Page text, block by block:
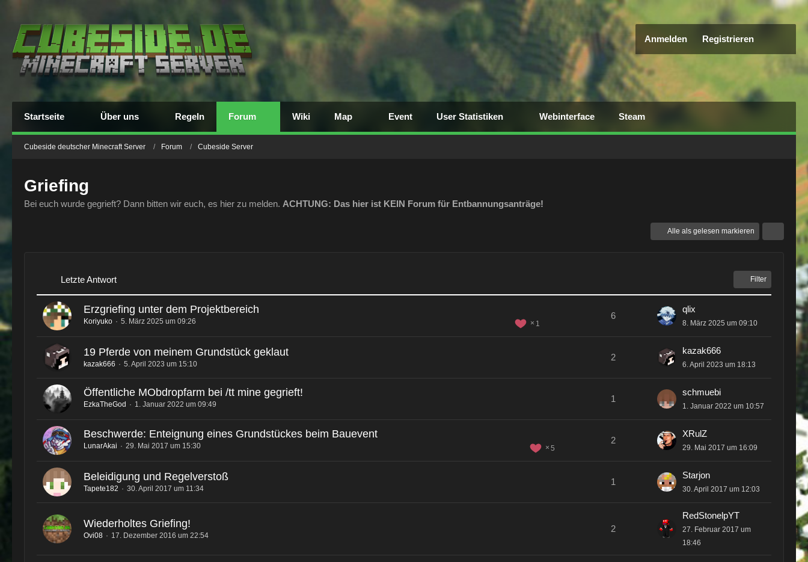
Anmelden Registrieren
Startseite Über uns Regeln Forum Wiki Map Event User Statistiken Webinterface Steam
Cubeside deutscher Minecraft Server Forum Cubeside Server
Griefing
Bei euch wurde gegrieft? Dann bitten wir euch, es hier zu melden. ACHTUNG: Das hier ist KEIN Forum für Entbannungsanträge!
Alle als gelesen markieren
Letzte Antwort Filter
Erzgriefing unter dem Projektbereich
1
Koriyuko 5. März 2025 um 09:26
6
qlix
8. März 2025 um 09:10
19 Pferde von meinem Grundstück geklaut
kazak666 5. April 2023 um 15:10
2
kazak666
6. April 2023 um 18:13
Öffentliche MObdropfarm bei /tt mine gegrieft!
EzkaTheGod 1. Januar 2022 um 09:49
1
schmuebi
1. Januar 2022 um 10:57
Beschwerde: Enteignung eines Grundstückes beim Bauevent
5
LunarAkai 29. Mai 2017 um 15:30
2
XRulZ
29. Mai 2017 um 16:09
Beleidigung und Regelverstoß
Tapete182 30. April 2017 um 11:34
1
Starjon
30. April 2017 um 12:03
Wiederholtes Griefing!
Ovi08 17. Dezember 2016 um 22:54
2
RedStonelpYT
27. Februar 2017 um
18:46